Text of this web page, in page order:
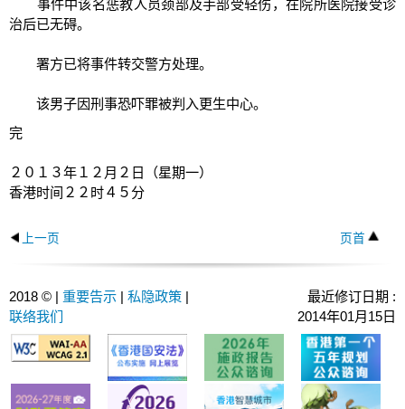
事件中该名惩教人员颈部及手部受轻伤，在院所医院接受诊
治后已无碍。
署方已将事件转交警方处理。
该男子因刑事恐吓罪被判入更生中心。
完
２０１３年１２月２日（星期一）
香港时间２２时４５分
上一页 页首
2018 © | 重要告示 | 私隐政策 |
联络我们
最近修订日期 :
2014年01月15日